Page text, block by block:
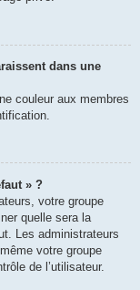
dans une
couleur aux membres
» ?
votre groupe
quelle sera la
Les administrateurs
votre groupe
de l’utilisateur.